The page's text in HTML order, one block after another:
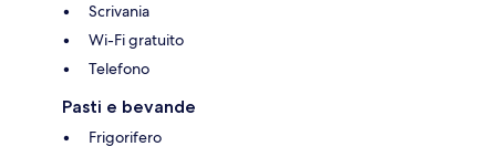
Scrivania
Wi-Fi gratuito
Telefono
Pasti e bevande
Frigorifero